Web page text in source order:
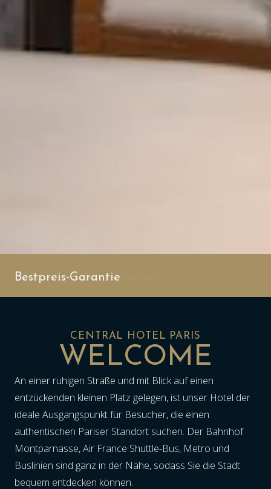
Bestpreis-Garantie
Sonderangebote ansehen
CENTRAL HOTEL PARIS
WELCOME
An einer ruhigen Straße und mit Blick auf einen
entzückenden kleinen Platz gelegen, ist unser Hotel der
ideale Ausgangspunkt für Besucher, die einen
authentischen Pariser Standort suchen. Der Bahnhof
Montparnasse, Air France Shuttle-Bus, Metro und
Buslinien sind ganz in der Nähe, sodass Sie die Stadt
bequem entdecken können.